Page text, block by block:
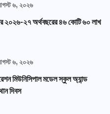
৬, ২০২৬
২০২৬-২৭ অর্থবছরের ৪৬ কোটি ৬০ লাখ
৬, ২০২৬
মিউনিসিপাল মডেল স্কুল অ্যান্ড
দিবস